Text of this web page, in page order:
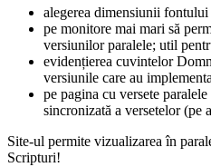
alegerea dimensiunii
pe monitore mai mari să
versiunilor paralele; util
evidențierea cuvintelor
versiunile care au
pe pagina cu versete
sincronizată a versetelor (pe
Site-ul permite vizualizarea în
Scripturi!